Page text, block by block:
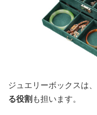
ジュエリーボックスは、
る役割も担います。